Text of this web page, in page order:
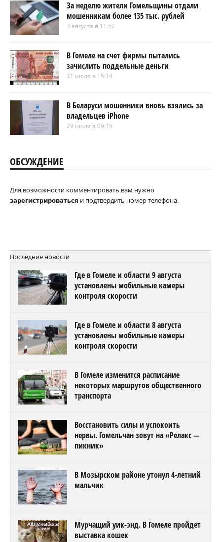
За неделю жители Гомельщины отдали
мошенникам более 135 тыс. рублей
3 августа в 11:52
В Гомеле на счет фирмы пытались
зачислить поддельные деньги
31 июля в 15:14
В Беларуси мошенники вновь взялись за
владельцев iPhone
29 июля в 09:15
ОБСУЖДЕНИЕ
Для возможности комментировать вам нужно
зарегистрироваться и подтвердить номер телефона.
Последние новости
Где в Гомеле и области 9 августа
установлены мобильные камеры
контроля скорости
Где в Гомеле и области 8 августа
установлены мобильные камеры
контроля скорости
В Гомеле изменится расписание
некоторых маршрутов общественного
транспорта
Восстановить силы и успокоить
нервы. Гомельчан зовут на «Релакс —
пикник»
В Мозырском районе утонул 4-летний
мальчик
Мурчащий уик-энд. В Гомеле пройдет
выставка кошек